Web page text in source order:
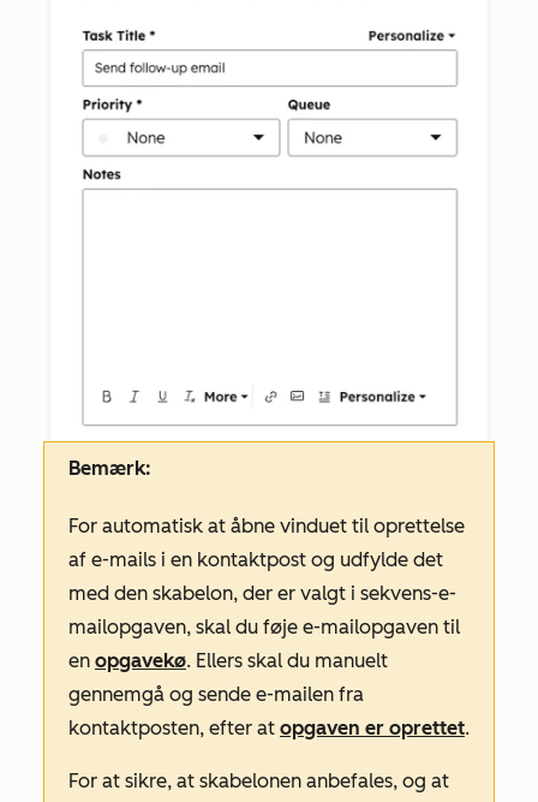
Bemærk:
For automatisk at åbne vinduet til oprettelse
af e-mails i en kontaktpost og udfylde det
med den skabelon, der er valgt i sekvens-e-
mailopgaven, skal du føje e-mailopgaven til
en opgavekø. Ellers skal du manuelt
gennemgå og sende e-mailen fra
kontaktposten, efter at opgaven er oprettet.
For at sikre, at skabelonen anbefales, og at